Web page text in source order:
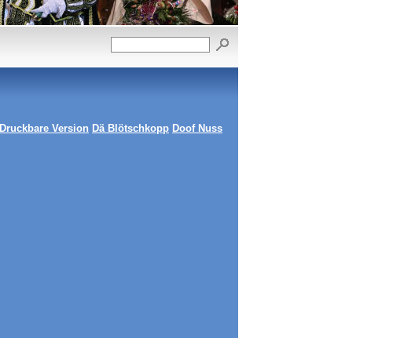
Druckbare Version Dä Blötschkopp Doof Nuss